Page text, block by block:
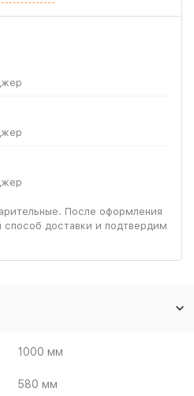
После оформления
способ доставки и подтвердим
1000 мм
580 мм